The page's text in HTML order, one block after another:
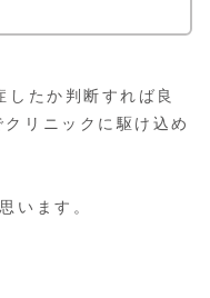
たか判断すれば良
リニックに駆け込め
います。